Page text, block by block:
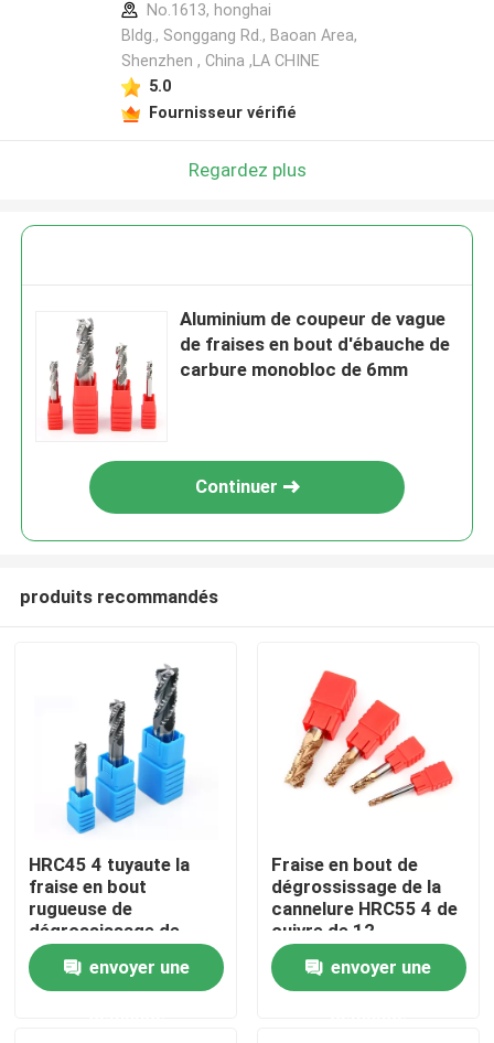
Maison
Des produits
No.1613, honghai
Bldg., Songgang Rd., Baoan Area,
Shenzhen , China ,LA CHINE
5.0
Fournisseur vérifié
Regardez plus
Aluminium de coupeur de vague
de fraises en bout d'ébauche de
carbure monobloc de 6mm
Continuer
produits recommandés
HRC45 4 tuyaute la
fraise en bout
rugueuse de
dégrossissage de
cannelure de vague de
carbure de coupeur de
fraisage
envoyer une
Fraise en bout de
dégrossissage de la
cannelure HRC55 4 de
cuivre de 12
millimètres Endmill
HRC 55 enduit
envoyer une